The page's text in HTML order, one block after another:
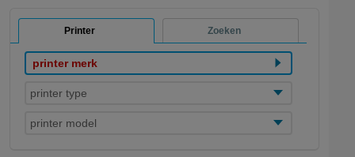
Printer Zoeken
printer merk
printer type
printer model